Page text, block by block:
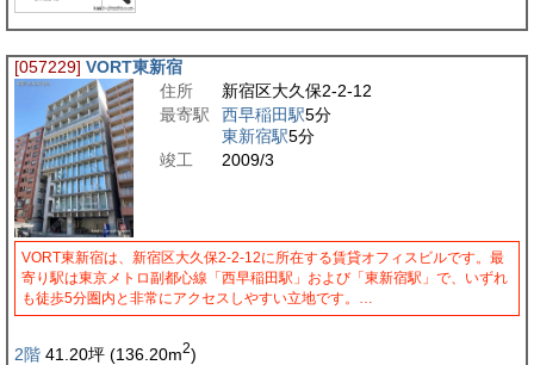
[057229] VORT東新宿
住所
新宿区大久保2-2-12
最寄駅
西早稲田駅5分
東新宿駅5分
竣工
2009/3
VORT東新宿は、新宿区大久保2-2-12に所在する賃貸オフィスビルです。最
寄り駅は東京メトロ副都心線「西早稲田駅」および「東新宿駅」で、いずれ
も徒歩5分圏内と非常にアクセスしやすい立地です。…
2階 41.20坪 (136.20m2)